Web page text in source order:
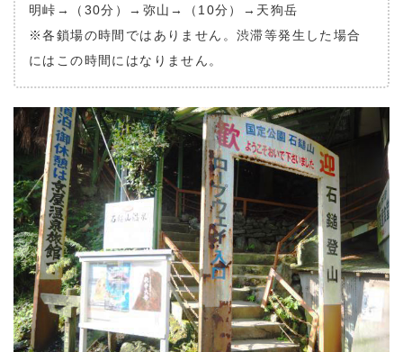
明峠→（30分）→弥山→（10分）→天狗岳
※各鎖場の時間ではありません。渋滞等発生した場合
にはこの時間にはなりません。